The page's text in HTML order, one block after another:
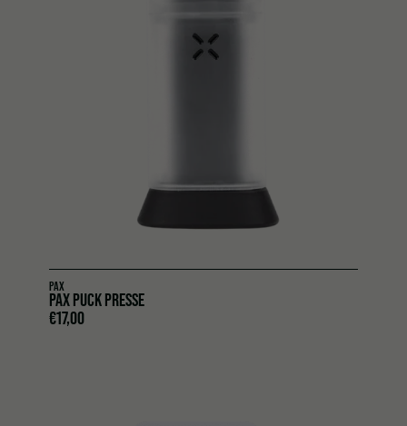
PAX
PAX PUCK PRESSE
€17,00